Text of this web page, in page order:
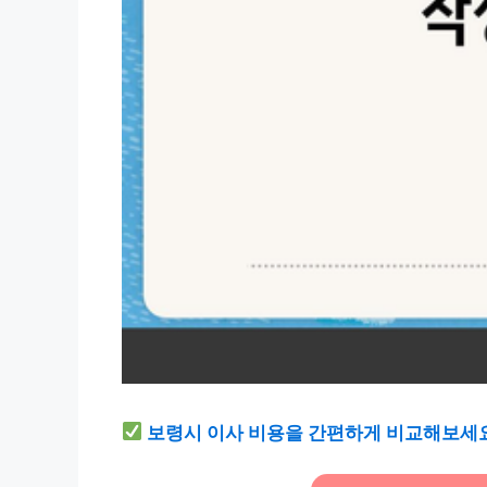
보령시 이사 비용을 간편하게 비교해보세